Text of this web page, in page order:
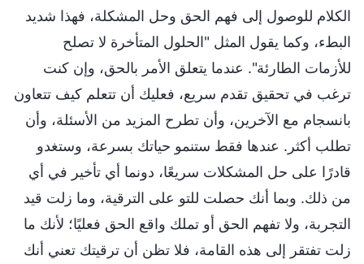
الكلام للوصول إلى فهم الحق وحل المشكلة، فهذا شديد
البطء، وكما يقول المثل "الحلول المتأخرة لا تصلح
للأزمات الطارئة". عندما يتعلق الأمر بالحق، وإن كنت
ترغب في تحقيق تقدم سريع، فعليك أن تتعلم كيف تتعاون
بانسجام مع الآخرين، وأن تطرح المزيد من الأسئلة، وأن
تطلب أكثر. عندها فقط ستنمو حياتك بسرعة، وستغدو
قادرًا على حل المشكلات سريعًا، دونما أي تأخير في أي
من ذلك. وبما أنك حصلت للتو على الترقية، وما زلت قيد
التجربة، ولا تفهم الحق أو تملك واقع الحق فعليًا؛ لأنك ما
زلت تفتقر إلى هذه القامة، فلا تظن أن ترقيتك تعني أنك